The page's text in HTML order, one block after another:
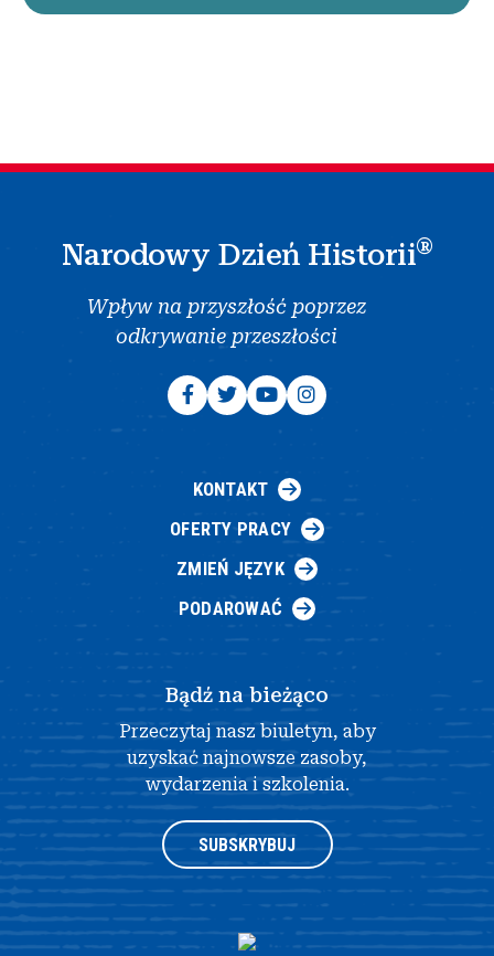
Narodowy Dzień Historii®
Wpływ na przyszłość poprzez
odkrywanie przeszłości
KONTAKT
OFERTY PRACY
ZMIEŃ JĘZYK
PODAROWAĆ
Bądź na bieżąco
Przeczytaj nasz biuletyn, aby
uzyskać najnowsze zasoby,
wydarzenia i szkolenia.
SUBSKRYBUJ